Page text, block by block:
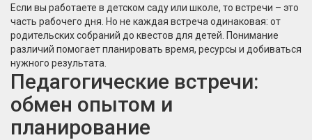
Если вы работаете в детском саду или школе, то встречи – это
часть рабочего дня. Но не каждая встреча одинаковая: от
родительских собраний до квестов для детей. Понимание
различий помогает планировать время, ресурсы и добиваться
нужного результата.
Педагогические встречи:
обмен опытом и
планирование